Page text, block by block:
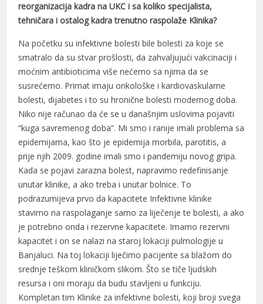
reorganizacija kadra na UKC i sa koliko specijalista,
tehničara i ostalog kadra trenutno raspolaže Klinika?
Na početku su infektivne bolesti bile bolesti za koje se
smatralo da su stvar prošlosti, da zahvaljujući vakcinaciji i
moćnim antibioticima više nećemo sa njima da se
susrećemo. Primat imaju onkološke i kardiovaskularne
bolesti, dijabetes i to su hronične bolesti modernog doba.
Niko nije računao da će se u današnjim uslovima pojaviti
“kuga savremenog doba”. Mi smo i ranije imali problema sa
epidemijama, kao što je epidemija morbila, parotitis, a
prije njih 2009. godine imali smo i pandemiju novog gripa.
Kada se pojavi zarazna bolest, napravimo redefinisanje
unutar klinike, a ako treba i unutar bolnice. To
podrazumijeva prvo da kapacitete Infektivne klinike
stavimo na raspolaganje samo za liječenje te bolesti, a ako
je potrebno onda i rezervne kapacitete. Imamo rezervni
kapacitet i on se nalazi na staroj lokaciji pulmologije u
Banjaluci. Na toj lokaciji liječimo pacijente sa blažom do
srednje teškom kliničkom slikom. Što se tiče ljudskih
resursa i oni moraju da budu stavljeni u funkciju.
Kompletan tim Klinike za infektivne bolesti, koji broji svega